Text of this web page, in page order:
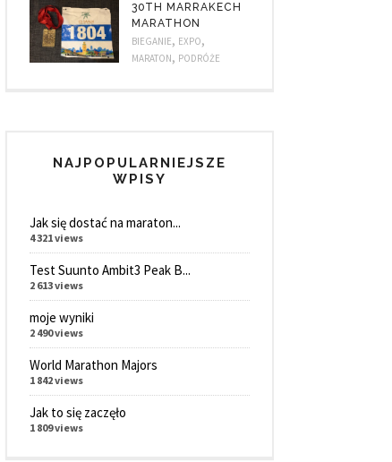
30TH MARRAKECH
MARATHON
BIEGANIE, EXPO,
MARATON, PODRÓŻE
NAJPOPULARNIEJSZE
WPISY
Jak się dostać na maraton...
4 321 views
Test Suunto Ambit3 Peak B...
2 613 views
moje wyniki
2 490 views
World Marathon Majors
1 842 views
Jak to się zaczęło
1 809 views